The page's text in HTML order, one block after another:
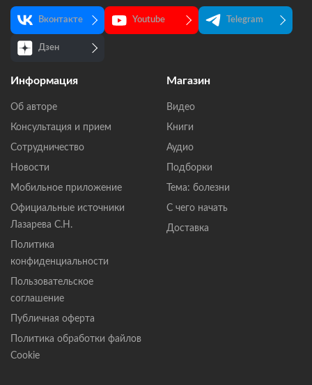
Вконтакте Youtube Telegram
Дзен
Информация
Об авторе
Консультация и прием
Сотрудничество
Новости
Мобильное приложение
Официальные источники
Лазарева С.Н.
Политика
конфиденциальности
Пользовательское
соглашение
Публичная оферта
Политика обработки файлов
Cookie
Магазин
Видео
Книги
Аудио
Подборки
Тема: болезни
С чего начать
Доставка